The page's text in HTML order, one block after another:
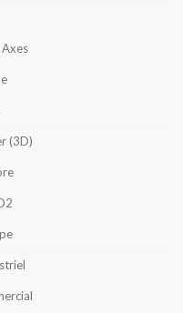
(3D)